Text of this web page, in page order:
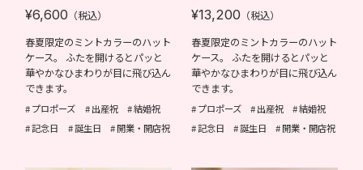
¥6,600 （税込）
春夏限定のミントカラーのハット
ケース。 ふたを開けるとパッと
華やかなひまわりが目に飛び込ん
できます。
プロポーズ 出産祝
結婚祝
記念日
誕生日 開業・開店祝
¥13,200 （税込）
春夏限定のミントカラーのハット
ケース。 ふたを開けるとパッと
華やかなひまわりが目に飛び込ん
できます。
プロポーズ 出産祝
結婚祝
記念日
誕生日 開業・開店祝